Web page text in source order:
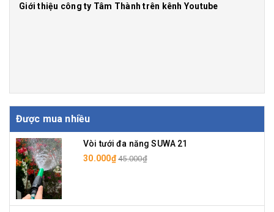
Giới thiệu công ty Tâm Thành trên kênh Youtube
Được mua nhiều
Vòi tưới đa năng SUWA 21
30.000₫ 45.000₫